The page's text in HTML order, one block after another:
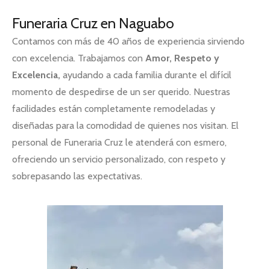
Funeraria Cruz en Naguabo
Contamos con más de 40 años de experiencia sirviendo
con excelencia. Trabajamos con Amor, Respeto y
Excelencia, ayudando a cada familia durante el difícil
momento de despedirse de un ser querido. Nuestras
facilidades están completamente remodeladas y
diseñadas para la comodidad de quienes nos visitan. El
personal de Funeraria Cruz le atenderá con esmero,
ofreciendo un servicio personalizado, con respeto y
sobrepasando las expectativas.